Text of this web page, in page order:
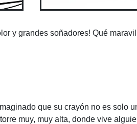
y grandes soñadores! Qué
que su crayón no es solo
muy, muy alta, donde vive